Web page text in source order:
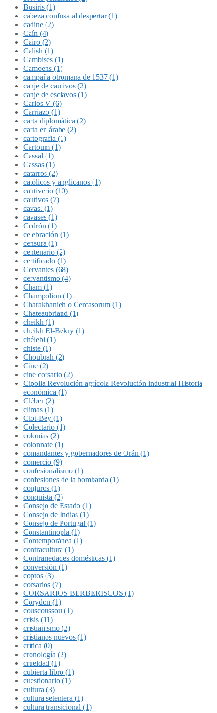
Busiris (1)
cabeza confusa al despertar (1)
cadine (2)
Caín (4)
Cairo (2)
Calish (1)
Cambises (1)
Camoens (1)
campaña otromana de 1537 (1)
canje de cautivos (2)
canje de esclavos (1)
Carlos V (6)
Carriazo (1)
carta diplomática (2)
carta en árabe (2)
cartografia (1)
Cartoum (1)
Cassal (1)
Cassas (1)
catarros (2)
católicos y anglicanos (1)
cautiverio (10)
cautivos (7)
cavas. (1)
cavases (1)
Cedrón (1)
celebración (1)
censura (1)
centenario (2)
certificado (1)
Cervantes (68)
cervantismo (4)
Cham (1)
Champolion (1)
Charakhanieh o Cercasorum (1)
Chateaubriand (1)
cheikh (1)
cheikh El-Bekry (1)
chélebi (1)
chiste (1)
Choubrah (2)
Cine (2)
cine corsario (2)
Cipolla Revolución agrícola Revolución industrial Historia
económica (1)
Cléber (2)
climas (1)
Clot-Bey (1)
Colectario (1)
colonias (2)
colonnate (1)
comandantes y gobernadores de Orán (1)
comercio (9)
confesionalismo (1)
confesiones de la bombarda (1)
conjuros (1)
conquista (2)
Consejo de Estado (1)
Consejo de Indias (1)
Consejo de Portugal (1)
Constantinopla (1)
Contemporánea (1)
contracultura (1)
Contrariedades domésticas (1)
conversión (1)
coptos (3)
corsarios (7)
CORSARIOS BERBERISCOS (1)
Corydon (1)
couscoussou (1)
crisis (11)
cristianismo (2)
cristianos nuevos (1)
crítica (0)
cronología (2)
crueldad (1)
cubierta libro (1)
cuestionario (1)
cultura (3)
cultura setentera (1)
cultura transicional (1)